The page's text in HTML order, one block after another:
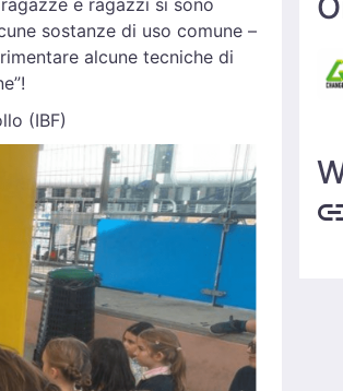
sostanze di uso comune –
alcune tecniche di
(IBF)